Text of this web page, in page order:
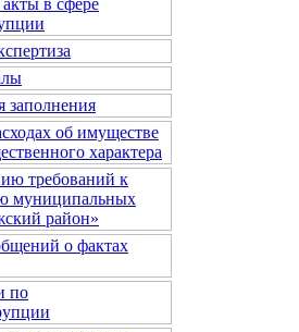
в сфере
заполнения
об имуществе
характера
требований к
муниципальных
район»
о фактах
по